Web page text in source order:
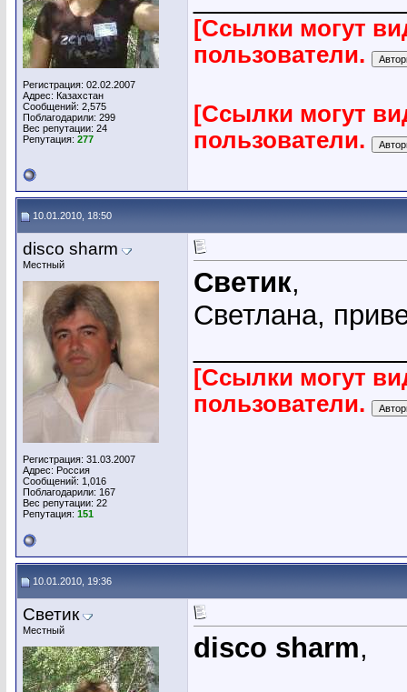
Регистрация: 02.02.2007
Адрес: Казахстан
Сообщений: 2,575
Поблагодарили: 299
Вес репутации: 24
Репутация: 277
[Ссылки могут
пользователи.
[Ссылки могут
пользователи.
10.01.2010, 18:50
disco sharm
Местный
Регистрация: 31.03.2007
Адрес: Россия
Сообщений: 1,016
Поблагодарили: 167
Вес репутации: 22
Репутация: 151
Светик,
Cветлана,
[Ссылки могут
пользователи.
10.01.2010, 19:36
Светик
Местный
disco sharm,